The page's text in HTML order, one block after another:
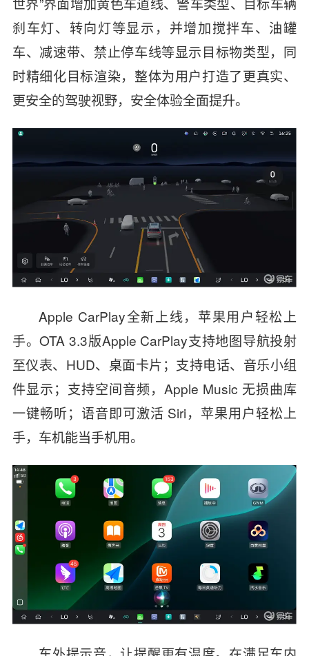
刹车灯、转向灯等显示，并增加搅拌车、油罐
车、减速带、禁止停车线等显示目标物类型，同
时精细化目标渲染，整体为用户打造了更真实、
更安全的驾驶视野，安全体验全面提升。
Apple CarPlay全新上线，苹果用户轻松上
手。OTA 3.3版Apple CarPlay支持地图导航投射
至仪表、HUD、桌面卡片；支持电话、音乐小组
件显示；支持空间音频，Apple Music 无损曲库
一键畅听；语音即可激活 Siri，苹果用户轻松上
手，车机能当手机用。